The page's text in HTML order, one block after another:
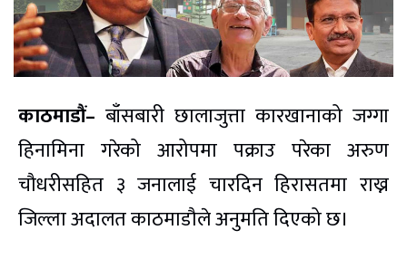
काठमाडौं– बाँसबारी छालाजुत्ता कारखानाको जग्गा
हिनामिना गरेको आरोपमा पक्राउ परेका अरुण
चौधरीसहित ३ जनालाई चारदिन हिरासतमा राख्न
जिल्ला अदालत काठमाडौले अनुमति दिएको छ।